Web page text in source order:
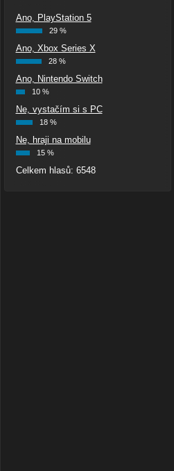
Ano, PlayStation 5
29 %
Ano, Xbox Series X
28 %
Ano, Nintendo Switch
10 %
Ne, vystačím si s PC
18 %
Ne, hraji na mobilu
15 %
Celkem hlasů: 6548